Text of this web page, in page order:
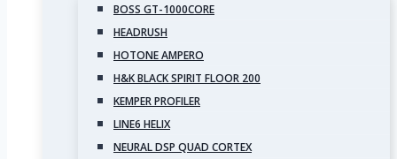
BOSS GT-1000CORE
HEADRUSH
HOTONE AMPERO
H&K BLACK SPIRIT FLOOR 200
KEMPER PROFILER
LINE6 HELIX
NEURAL DSP QUAD CORTEX